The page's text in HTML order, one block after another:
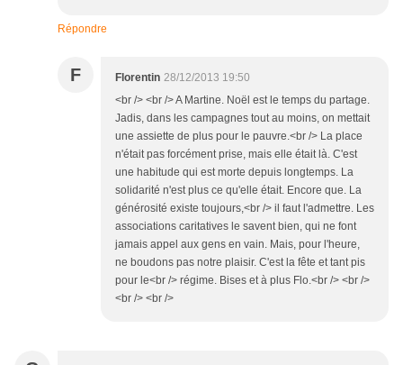
Répondre
F Florentin 28/12/2013 19:50
<br /> <br /> A Martine. Noël est le temps du partage.
Jadis, dans les campagnes tout au moins, on mettait
une assiette de plus pour le pauvre.<br /> La place
n'était pas forcément prise, mais elle était là. C'est
une habitude qui est morte depuis longtemps. La
solidarité n'est plus ce qu'elle était. Encore que. La
générosité existe toujours,<br /> il faut l'admettre. Les
associations caritatives le savent bien, qui ne font
jamais appel aux gens en vain. Mais, pour l'heure,
ne boudons pas notre plaisir. C'est la fête et tant pis
pour le<br /> régime. Bises et à plus Flo.<br /> <br />
<br /> <br />